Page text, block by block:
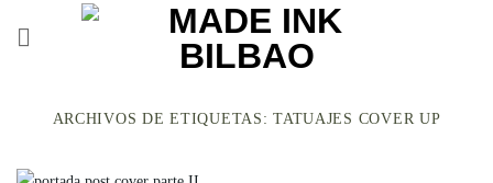
ARCHIVOS DE ETIQUETAS:TATUAJES COVER UP